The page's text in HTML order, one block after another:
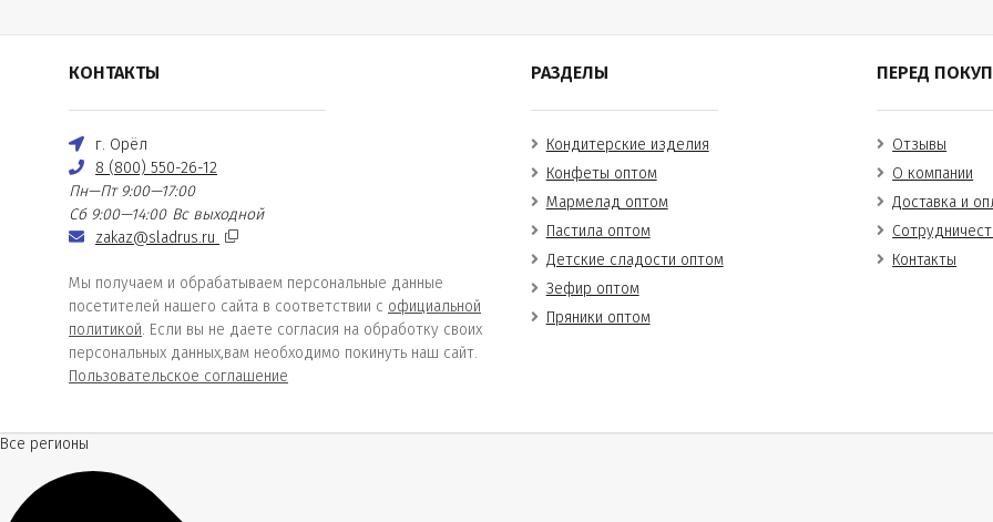
КОНТАКТЫ
г. Орёл
8 (800) 550-26-12
Пн—Пт 9:00—17:00
Сб 9:00—14:00 Вс выходной
zakaz@sladrus.ru
Мы получаем и обрабатываем персональные данные
посетителей нашего сайта в соответствии с официальной
политикой. Если вы не даете согласия на обработку своих
персональных данных,вам необходимо покинуть наш сайт.
Пользовательское соглашение
РАЗДЕЛЫ
Кондитерские изделия
Конфеты оптом
Мармелад оптом
Пастила оптом
Детские сладости оптом
Зефир оптом
Пряники оптом
ПЕРЕД
Отзывы
О компании
Доставка и
Контакты
Все регионы